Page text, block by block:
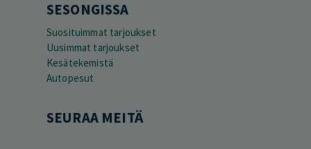
SESONGISSA
Suosituimmat tarjoukset
Uusimmat tarjoukset
Kesätekemistä
Autopesut
SEURAA MEITÄ